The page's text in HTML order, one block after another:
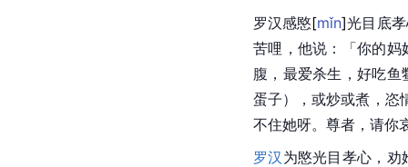
罗汉感愍[mǐn]光目底
苦哩，他说：「你的妈
腹，最爱杀生，好吃
蛋子），或炒或煮，恣
不住她呀。尊者，请你
罗汉 为愍光目孝心，劝